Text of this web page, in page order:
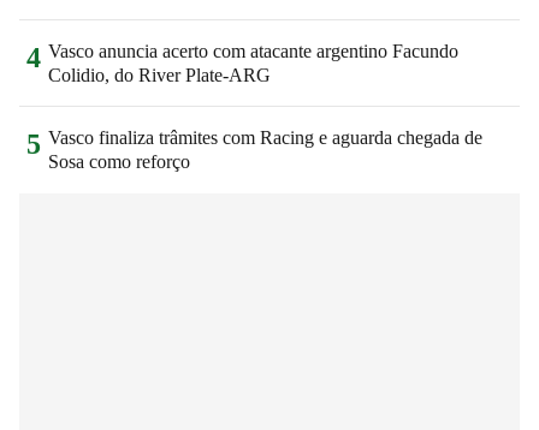
4 Vasco anuncia acerto com atacante argentino Facundo
Colidio, do River Plate-ARG
5 Vasco finaliza trâmites com Racing e aguarda chegada de
Sosa como reforço